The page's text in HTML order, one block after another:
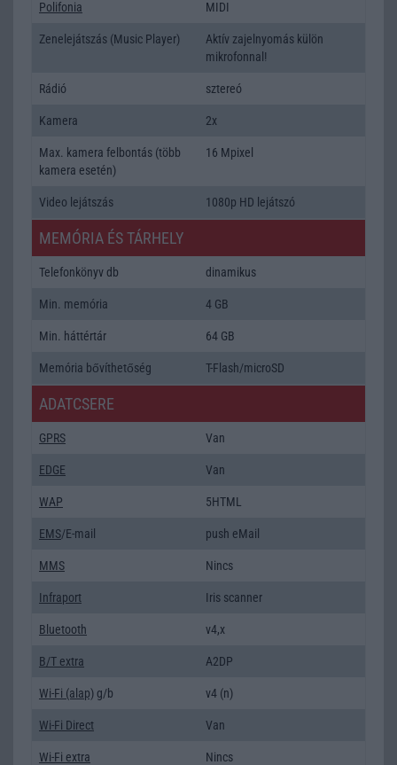
Polifonia MIDI
Zenelejátszás (Music Player)
Aktív zajelnyomás külön
mikrofonnal!
Rádió sztereó
Kamera 2x
Max. kamera felbontás (több
kamera esetén)
16 Mpixel
Video lejátszás 1080p HD lejátszó
MEMÓRIA ÉS TÁRHELY
Telefonkönyv db dinamikus
Min. memória 4 GB
Min. háttértár 64 GB
Memória bővíthetőség T-Flash/microSD
ADATCSERE
GPRS Van
EDGE Van
WAP 5HTML
EMS/E-mail push eMail
MMS Nincs
Infraport Iris scanner
Bluetooth v4,x
B/T extra A2DP
Wi-Fi (alap) g/b v4 (n)
Wi-Fi Direct Van
Wi-Fi extra Nincs